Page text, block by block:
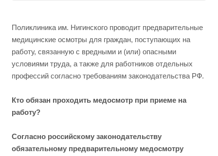
Поликлиника им. Нигинского проводит предварительные
медицинские осмотры для граждан, поступающих на
работу, связанную с вредными и (или) опасными
условиями труда, а также для работников отдельных
профессий согласно требованиям законодательства РФ.
Кто обязан проходить медосмотр при приеме на
работу?
Согласно российскому законодательству
обязательному предварительному медосмотру